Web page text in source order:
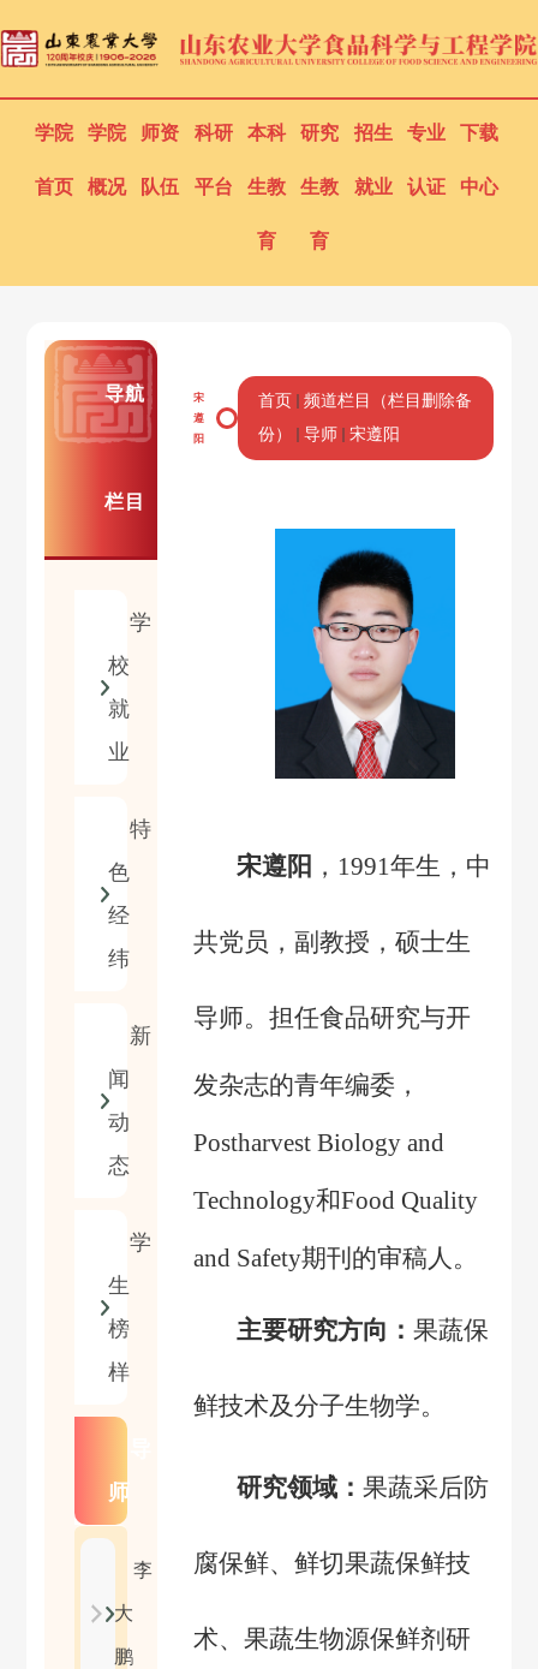
学院
首页
学院
概况
师资
队伍
科研
平台
本科
生教
育
研究
生教
育
招生
就业
专业
认证
下载
中心
导航
栏目
学
校
就
业
特
色
经
纬
新
闻
动
态
学
生
榜
样
师
李
大
鹏
宋
遵
阳
首页
频道栏目（栏目删除备
份）
导师 宋遵阳
宋遵阳 ，1991年生， 中
共党员， 副教授 ，硕士生
导师。 担任食品研究与开
发杂志的青年编委，
Postharvest Biology and
Technology和Food Quality
and Safety期刊的审稿人。
主要研究方向： 果蔬保
鲜技术及分子生物学。
研究领域： 果蔬采后防
腐保鲜、鲜切果蔬保鲜技
术、果蔬生物源保鲜剂研